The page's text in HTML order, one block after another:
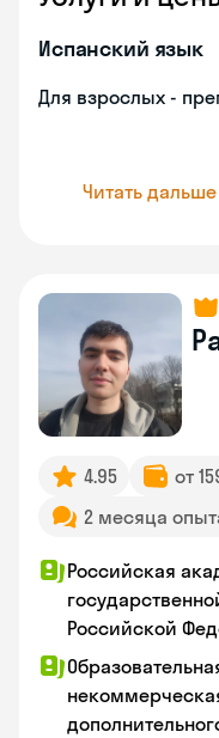
Испанский язык
Для взрослых -
Читать дальше
4.95
от
2 месяца
Российская
Российской